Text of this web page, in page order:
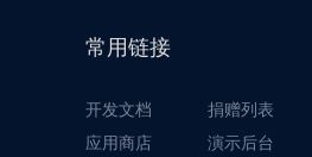
常用链接
开发文档
捐赠列表
应用商店
演示后台